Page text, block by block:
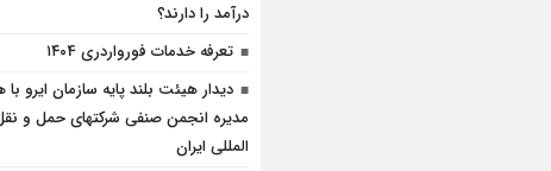
درآمد را دارند؟
تعرفه خدمات فورواردری ۱۴۰4
دیدار هیئت بلند پایه سازمان ایرو
مدیره انجمن صنفی شرکتهای حمل و
المللی ایران